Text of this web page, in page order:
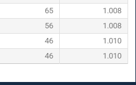
65
1.008
56
1.008
46
1.010
46 1.010